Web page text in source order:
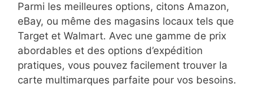
Parmi les meilleures options, citons Amazon,
eBay, ou même des magasins locaux tels que
Target et Walmart. Avec une gamme de prix
abordables et des options d’expédition
pratiques, vous pouvez facilement trouver la
carte multimarques parfaite pour vos besoins.